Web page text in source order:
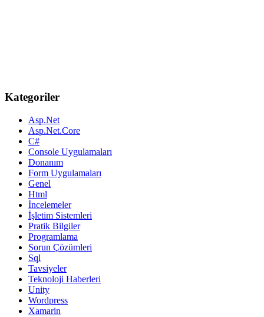
Kategoriler
Asp.Net
Asp.Net.Core
C#
Console Uygulamaları
Donanım
Form Uygulamaları
Genel
Html
İncelemeler
İşletim Sistemleri
Pratik Bilgiler
Programlama
Sorun Çözümleri
Sql
Tavsiyeler
Teknoloji Haberleri
Unity
Wordpress
Xamarin